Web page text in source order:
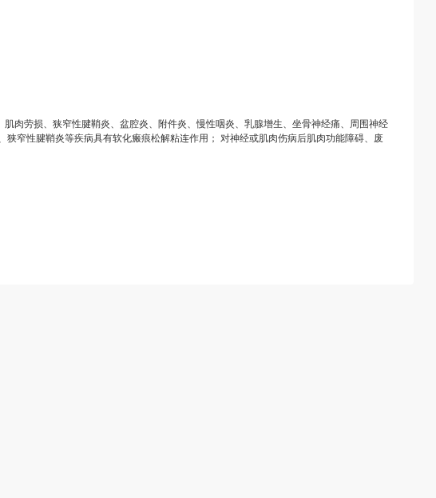
肉劳损、狭窄性腱鞘炎、盆腔炎、附件炎、慢性咽炎、乳腺增生、坐骨神经痛、周围神经
窄性腱鞘炎等疾病具有软化瘢痕松解粘连作用； 对神经或肌肉伤病后肌肉功能障碍、废